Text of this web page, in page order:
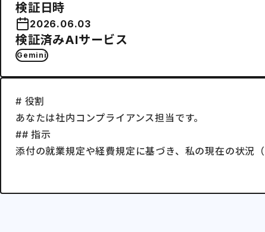
検証日時
2026.06.03
検証済みAIサービス
Gemini
# 役割
あなたは社内コンプライアンス担当です。
## 指示
添付の就業規定や経費規定に基づき、私の現在の状況